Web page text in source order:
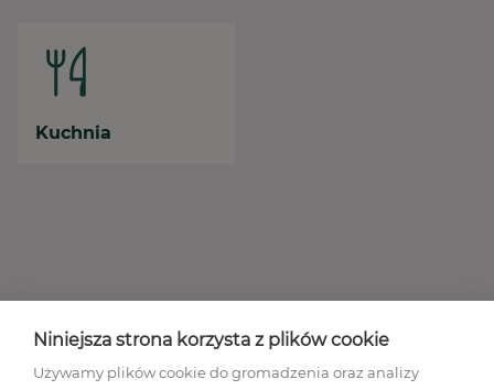
Kuchnia
Niniejsza strona korzysta z plików cookie
Używamy plików cookie do gromadzenia oraz analizy